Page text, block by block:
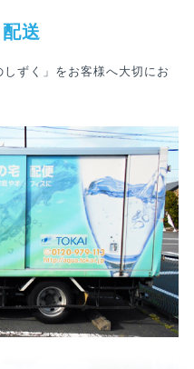
配送
ずく」をお客様へ大切にお